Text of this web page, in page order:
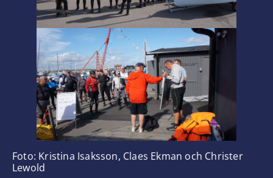
Foto: Kristina Isaksson, Claes Ekman och Christer
Lewold